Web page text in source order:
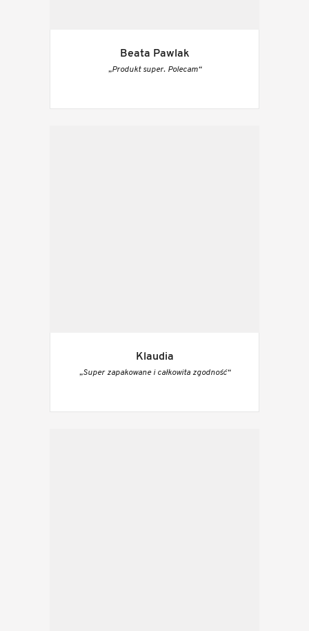
Beata Pawlak
„Produkt super. Polecam“
Klaudia
„Super zapakowane i całkowita zgodność“